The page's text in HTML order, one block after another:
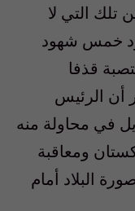
تلك التي لا
خمس شهود
قذفا
أن الرئيس
في محاولة منه
ومعاقبة
البلاد أمام